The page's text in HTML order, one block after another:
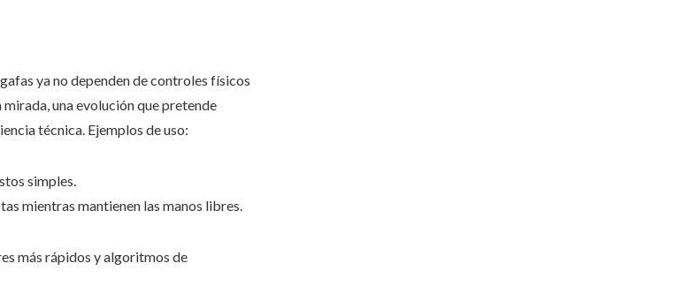
ya no dependen de controles físicos
una evolución que pretende
técnica. Ejemplos de uso:
simples.
mientras mantienen las manos libres.
más rápidos y algoritmos de